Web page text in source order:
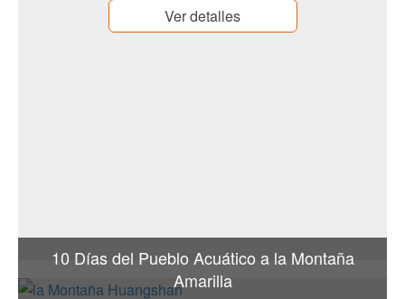
Ver detalles
10 Días del Pueblo Acuático a la Montaña
Amarilla